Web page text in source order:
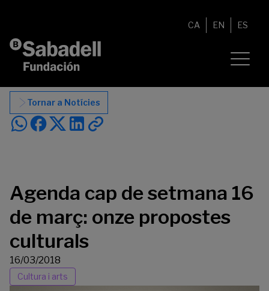
CA EN ES
Tornar a Notícies
Agenda cap de setmana 16
de març: onze propostes
culturals
16/03/2018
Cultura i arts